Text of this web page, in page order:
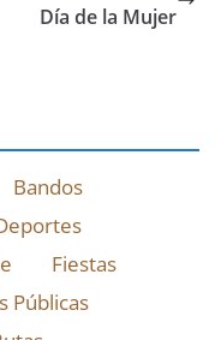
Día de la Mujer
Bandos
Fiestas
Públicas